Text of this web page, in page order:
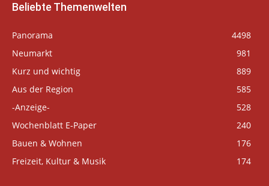
Beliebte Themenwelten
Panorama
4498
Neumarkt
981
Kurz und wichtig
889
Aus der Region
585
-Anzeige-
528
Wochenblatt E-Paper
240
Bauen & Wohnen
176
Freizeit, Kultur & Musik
174